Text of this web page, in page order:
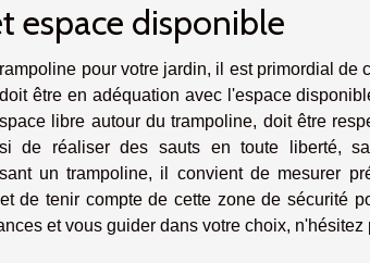
espace disponible
pour votre jardin, il est primordial de
être en adéquation avec l'espace
libre autour du trampoline, doit être
de réaliser des sauts en toute liberté,
un trampoline, il convient de mesurer
de tenir compte de cette zone de sécurité
et vous guider dans votre choix, n'hésitez